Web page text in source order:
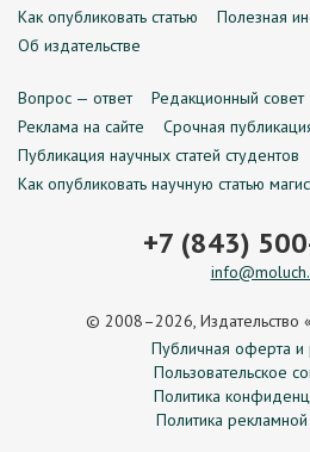
Как опубликовать статью
Полезная
Об издательстве
Вопрос — ответ Редакционный совет
Реклама на сайте
Срочная
Публикация научных статей студентов
Как опубликовать научную статью
+7 (843)
© 2008–2026, Издательство
Публичная оферта и
Пользовательское
Политика
Политика